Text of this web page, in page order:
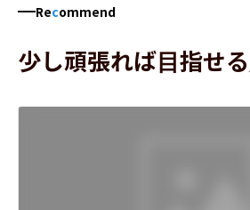
Recommend
少し頑張れば目指せ